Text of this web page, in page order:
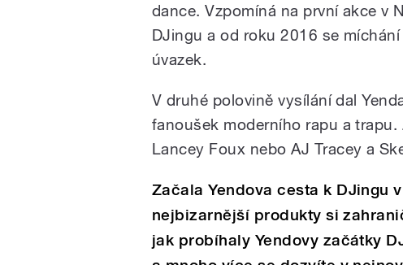
dance. Vzpomíná na první akce v
DJingu a od roku 2016 se
úvazek.
V druhé polovině vysílání dal
fanoušek moderního rapu a trapu.
Lancey Foux nebo AJ Tracey a
Začala Yendova cesta k DJingu
nejbizarnější produkty si
jak probíhaly Yendovy začátky